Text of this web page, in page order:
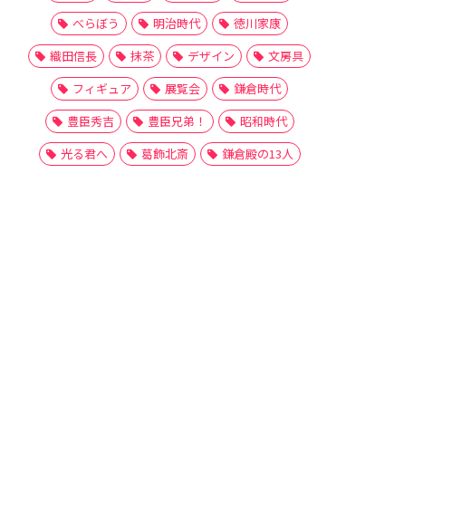
べらぼう
明治時代
徳川家康
織田信長
抹茶 デザイン
文房具
フィギュア
展覧会
鎌倉時代
豊臣秀吉
豊臣兄弟！
昭和時代
光る君へ
葛飾北斎 鎌倉殿の13人